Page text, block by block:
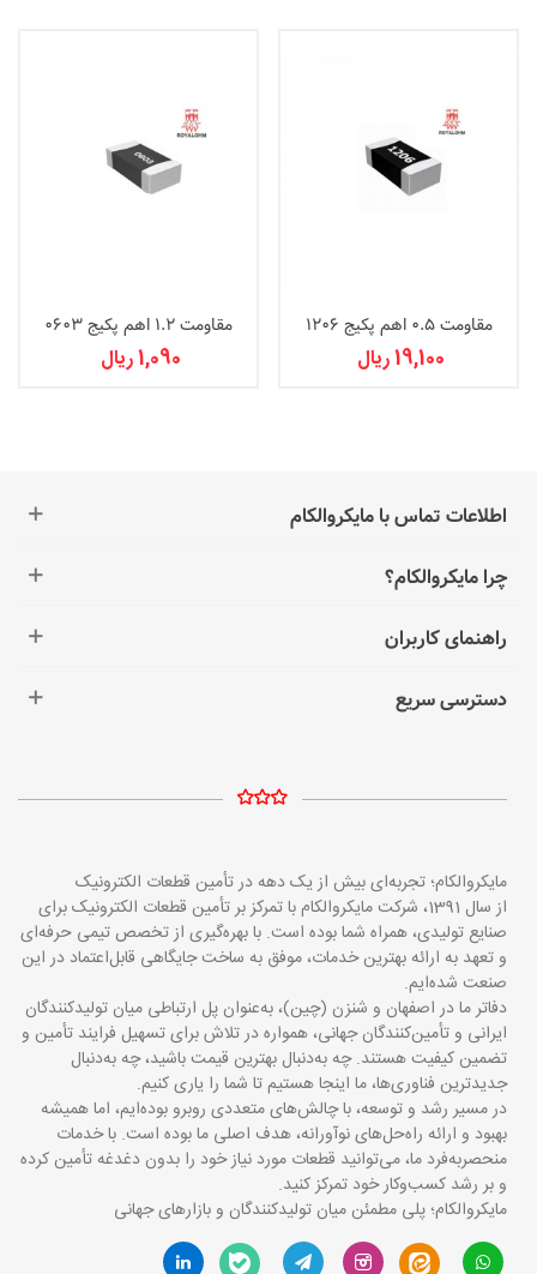
مقاومت 0.5 اهم پکیج 1206
19,100 ریال
مقاومت 1.2 اهم پکیج 0603
1,090 ریال
اطلاعات تماس با مایکروالکام
چرا مایکروالکام؟
راهنمای کاربران
دسترسی سریع
مایکروالکام؛ تجربه‌ای بیش از یک دهه در تأمین قطعات الکترونیک
از سال 1391، شرکت مایکروالکام با تمرکز بر تأمین قطعات الکترونیک برای
صنایع تولیدی، همراه شما بوده است. با بهره‌گیری از تخصص تیمی حرفه‌ای
و تعهد به ارائه بهترین خدمات، موفق به ساخت جایگاهی قابل‌اعتماد در این
صنعت شده‌ایم.
دفاتر ما در اصفهان و شنزن (چین)، به‌عنوان پل ارتباطی میان تولیدکنندگان
ایرانی و تأمین‌کنندگان جهانی، همواره در تلاش برای تسهیل فرایند تأمین و
تضمین کیفیت هستند. چه به‌دنبال بهترین قیمت باشید، چه به‌دنبال
جدیدترین فناوری‌ها، ما اینجا هستیم تا شما را یاری کنیم.
در مسیر رشد و توسعه، با چالش‌های متعددی روبرو بوده‌ایم، اما همیشه
بهبود و ارائه راه‌حل‌های نوآورانه، هدف اصلی ما بوده است. با خدمات
منحصربه‌فرد ما، می‌توانید قطعات مورد نیاز خود را بدون دغدغه تأمین کرده
و بر رشد کسب‌وکار خود تمرکز کنید.
مایکروالکام؛ پلی مطمئن میان تولیدکنندگان و بازارهای جهانی